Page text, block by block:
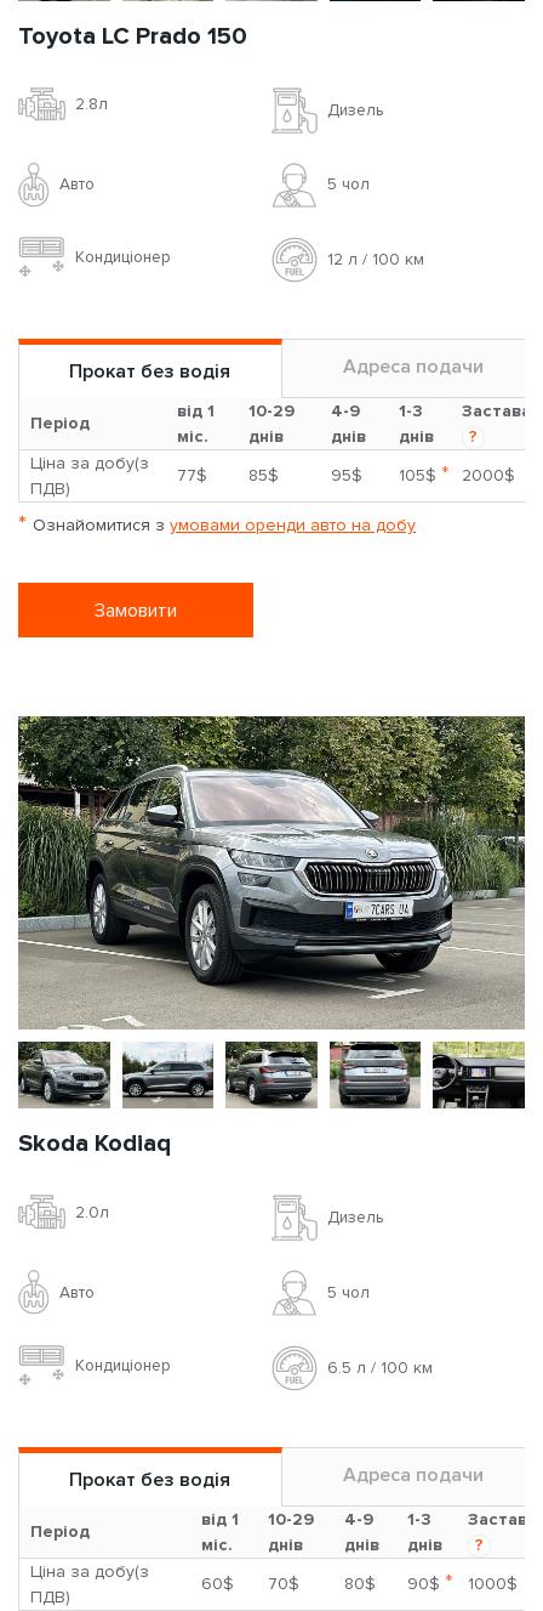
Toyota LC Prado 150
2.8л Дизель
Авто 5 чoл
Кондиціонер 12 л / 100 км
Прокат без водія Адреса подачи
Період
від 1
міс.
10-29
днів
4-9
днів
1-3
днів
Застава
?
Ціна за добу(з
ПДВ)
77$ 85$ 95$ 105$ * 2000$
* Ознайомитися з умовами оренди авто на добу
Замовити
Skoda Kodiaq
2.0л Дизель
Авто 5 чoл
Кондиціонер 6.5 л / 100 км
Прокат без водія Адреса подачи
Період
від 1
міс.
10-29
днів
4-9
днів
1-3
днів
Застава
?
Ціна за добу(з
ПДВ)
60$ 70$ 80$ 90$ *
1000$